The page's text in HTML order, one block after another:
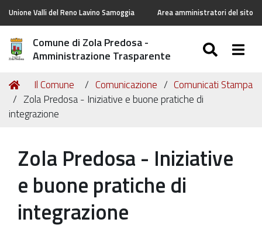
Unione Valli del Reno Lavino Samoggia Area amministratori del sito
Comune di Zola Predosa -
Amministrazione Trasparente
Tu
sei
qui:
Home
Il Comune Comunicazione
Comunicati Stampa
Zola Predosa - Iniziative e buone pratiche di
integrazione
Zola Predosa - Iniziative
e buone pratiche di
integrazione